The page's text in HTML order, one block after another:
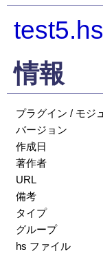
情報
プラグイン / モジ
バージョン
作成日
著作者
URL
備考
タイプ
グループ
hs ファイル